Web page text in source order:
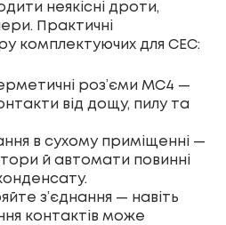
неякісні дроти,
Практичні
комплектуючих для СЕС:
роз’єми MC4 —
від дощу, пилу та
в сухому приміщенні —
й автомати повинні
з’єднання — навіть
контактів може